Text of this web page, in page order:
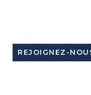
REJOIGNEZ-